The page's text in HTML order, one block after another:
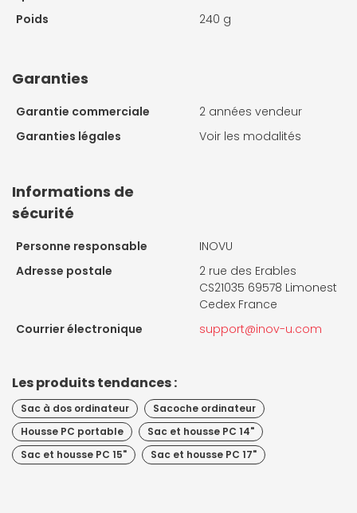
Poids
240 g
Garanties
Garantie commerciale
2 années vendeur
Garanties légales
Voir les modalités
Informations de
sécurité
Personne responsable
INOVU
Adresse postale
2 rue des Erables
CS21035 69578 Limonest
Cedex France
Courrier électronique
support@inov-u.com
Les produits tendances :
Sac à dos ordinateur
Sacoche ordinateur
Housse PC portable
Sac et housse PC 14"
Sac et housse PC 15"
Sac et housse PC 17"